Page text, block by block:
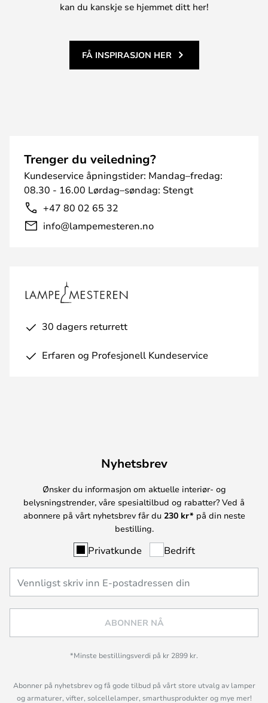
kan du kanskje se hjemmet ditt her!
FÅ INSPIRASJON HER
Trenger du veiledning?
Kundeservice åpningstider: Mandag–fredag:
08.30 - 16.00 Lørdag–søndag: Stengt
+47 80 02 65 32
info@lampemesteren.no
30 dagers returrett
Erfaren og Profesjonell Kundeservice
Nyhetsbrev
Ønsker du informasjon om aktuelle interiør- og
belysningstrender, våre spesialtilbud og rabatter? Ved å
abonnere på vårt nyhetsbrev får du 230 kr* på din neste
bestilling.
Privatkunde Bedrift
ABONNER NÅ
*Minste bestillingsverdi på kr 2899 kr.
Abonner på nyhetsbrev og få gode tilbud på vårt store utvalg av lamper
og armaturer, vifter, solcellelamper, smarthusprodukter og mye mer!